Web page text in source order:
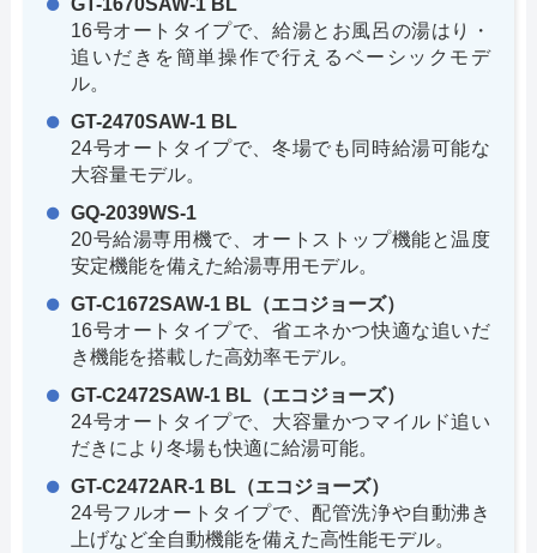
GT-1670SAW-1 BL
16号オートタイプで、給湯とお風呂の湯はり・
追いだきを簡単操作で行えるベーシックモデ
ル。
GT-2470SAW-1 BL
24号オートタイプで、冬場でも同時給湯可能な
大容量モデル。
GQ-2039WS-1
20号給湯専用機で、オートストップ機能と温度
安定機能を備えた給湯専用モデル。
GT-C1672SAW-1 BL（エコジョーズ）
16号オートタイプで、省エネかつ快適な追いだ
き機能を搭載した高効率モデル。
GT-C2472SAW-1 BL（エコジョーズ）
24号オートタイプで、大容量かつマイルド追い
だきにより冬場も快適に給湯可能。
GT-C2472AR-1 BL（エコジョーズ）
24号フルオートタイプで、配管洗浄や自動沸き
上げなど全自動機能を備えた高性能モデル。